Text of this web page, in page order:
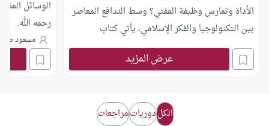
الأداة وتمارس وظيفة المفتي؟ وسط التدافع المعاصر
بين التكنولوجيا والفكر الإسلامي، يأتي كتاب
“توظيف الذكاء التوليدي في الاجتهاد والفتوى:
الإمكانات والتحديات” للدكتورة سمر حمودة السعفي
والتأصيل الأصولي، مستكشفةً حدود التنبؤ الإحصائي
للآلة أمام الوعي المقاصدي للإنسان
عرض المزيد
الوسائل
رحمه الله.
مسعود
الكلدورياتمراجعات